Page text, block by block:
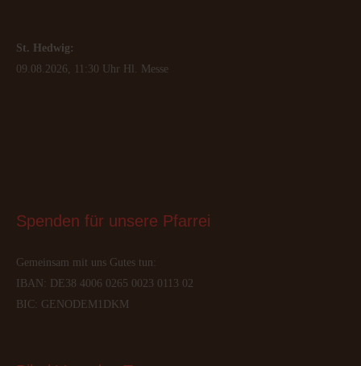
St. Hedwig:
09.08.2026, 11:30 Uhr Hl. Messe
Spenden für unsere Pfarrei
Gemeinsam mit uns Gutes tun:
IBAN: DE38 4006 0265 0023 0113 02
BIC: GENODEM1DKM